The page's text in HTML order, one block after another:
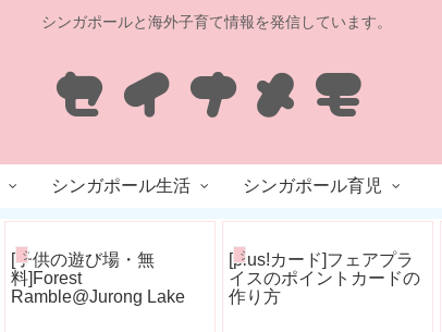
シンガポールと海外子育て情報を発信しています。
シンガポール生活 シンガポール育児